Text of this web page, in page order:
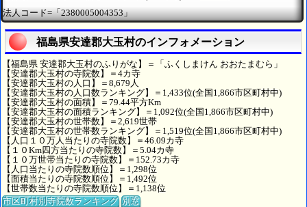
法人コード=「2380005004353」
福島県安達郡大玉村のインフォメーション
【福島県 安達郡大玉村のふりがな】＝「ふくしまけん おおたまむら」
【安達郡大玉村の寺院数】＝4カ寺
【安達郡大玉村の人口】＝8,679人
【安達郡大玉村の人口数ランキング】＝1,433位(全国1,866市区町村中)
【安達郡大玉村の面積】＝79.44平方Km
【安達郡大玉村の面積ランキング】＝1,092位(全国1,866市区町村中)
【安達郡大玉村の世帯数】＝2,619世帯
【安達郡大玉村の世帯数ランキング】＝1,519位(全国1,866市区町村中)
【人口１０万人当たりの寺院数】＝46.09カ寺
【１０Km四方当たりの寺院数】＝5.04カ寺
【１０万世帯当たりの寺院数】＝152.73カ寺
【人口当たりの寺院数順位】＝1,298位
【面積当たりの寺院数順位】＝1,492位
【世帯数当たりの寺院数順位】＝1,138位
市区町村別寺院数ランキング 別窓